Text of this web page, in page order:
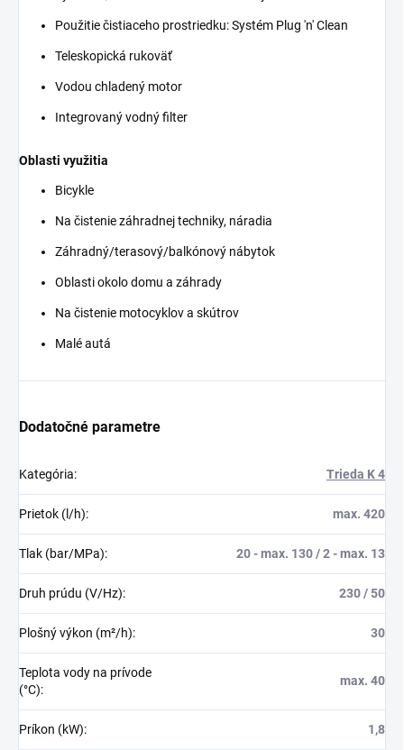
Použitie čistiaceho prostriedku: Systém Plug 'n' Clean
Teleskopická rukoväť
Vodou chladený motor
Integrovaný vodný filter
Oblasti využitia
Bicykle
Na čistenie záhradnej techniky, náradia
Záhradný/terasový/balkónový nábytok
Oblasti okolo domu a záhrady
Na čistenie motocyklov a skútrov
Malé autá
Dodatočné parametre
Kategória: Trieda K 4
Prietok (l/h): max. 420
Tlak (bar/MPa): 20 - max. 130 / 2 - max. 13
Druh prúdu (V/Hz): 230 / 50
Plošný výkon (m²/h): 30
Teplota vody na prívode
(°C):
max. 40
Príkon (kW): 1,8